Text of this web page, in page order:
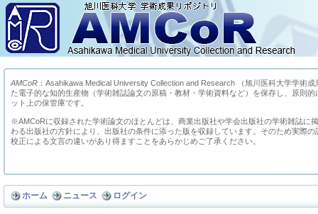
AMCoR ：Asahikawa Medical University Collection and Research （旭川医科大学学術
た電子的な知的生産物（学術雑誌論文の原稿・教材・学術資料など）を保存し、原則
ット上の保管庫です。
※AMCoRに収録された学術論文のほとんどは、商業出版社や学会出版社の学術雑誌に
わる出版社の方針により、出版社の条件に添った版を収録しています。そのため実際
校正による文言の違いがあり得ますことをあらかじめご了承ください。
ホーム ニュース ログイン